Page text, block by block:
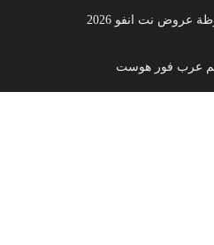
عروض نت انفو 2026
عرب فور هوست